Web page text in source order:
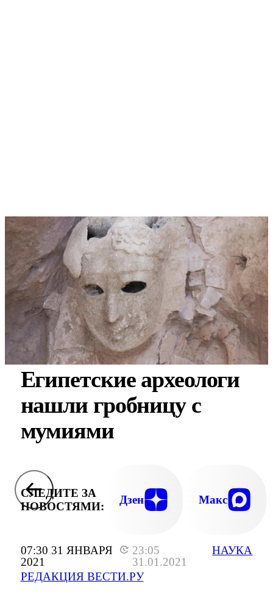
07:30 31 ЯНВАРЯ
2021
23:05
31.01.2021
РЕДАКЦИЯ ВЕСТИ.РУ
НАУКА
Египетские археологи
нашли гробницу с
мумиями
СЛЕДИТЕ ЗА
НОВОСТЯМИ:
Дзен Макс